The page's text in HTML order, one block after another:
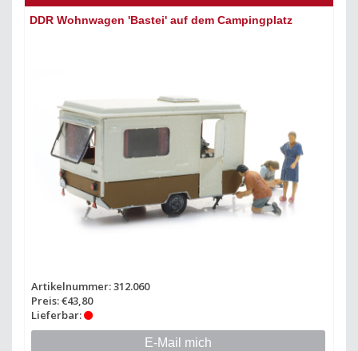
DDR Wohnwagen 'Bastei' auf dem Campingplatz
Artikelnummer: 312.060
Preis: €43,80
Lieferbar:
E-Mail mich